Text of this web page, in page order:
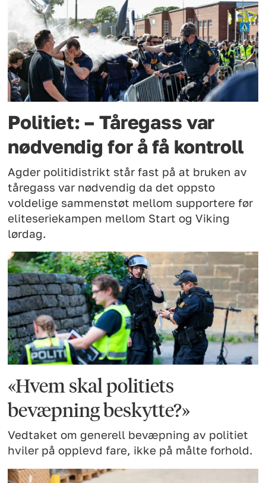
Politiet: – Tåregass var
nødvendig for å få kontroll
Agder politidistrikt står fast på at bruken av
tåregass var nødvendig da det oppsto
voldelige sammenstøt mellom supportere før
eliteseriekampen mellom Start og Viking
lørdag.
«Hvem skal politiets
bevæpning beskytte?»
Vedtaket om generell bevæpning av politiet
hviler på opplevd fare, ikke på målte forhold.